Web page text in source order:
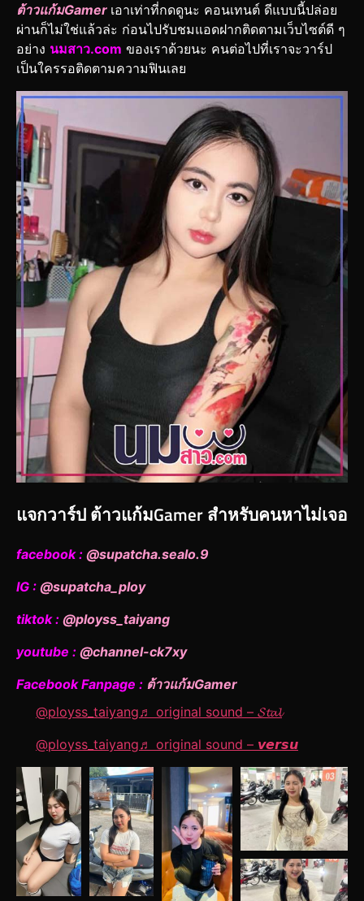
ต้าวแก้มGamer เอาเท่าที่กดดูนะ คอนเทนต์ ดีแบบนี้ปล่อย
ผ่านก็ไม่ใช่แล้วล่ะ ก่อนไปรับชมแอดฝากติดตามเว็บไซต์ดี ๆ
อย่าง นมสาว.com ของเราด้วยนะ คนต่อไปที่เราจะวาร์ป
เป็นใครรอติดตามความฟินเลย
แจกวาร์ป ต้าวแก้มGamer สำหรับคนหาไม่เจอ
facebook : @supatcha.sealo.9
IG : @supatcha_ploy
tiktok : @ployss_taiyang
youtube : @channel-ck7xy
Facebook Fanpage : ต้าวแก้มGamer
@ployss_taiyang♬ original sound – 𝓢𝓽𝓪𝓵
@ployss_taiyang♬ original sound – 𝙫𝙚𝙧𝙨𝙪